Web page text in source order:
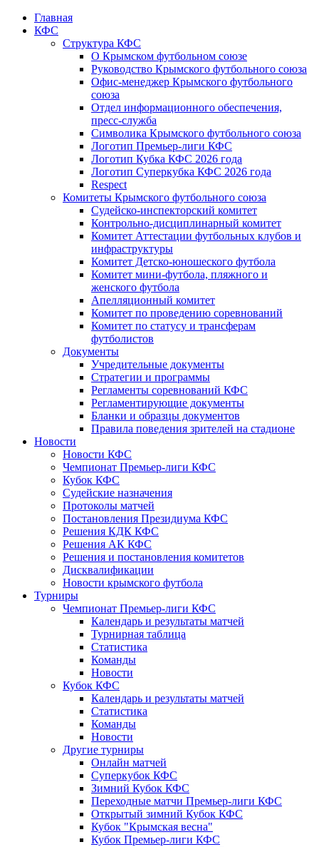
Главная
КФС
Структура КФС
О Крымском футбольном союзе
Руководство Крымского футбольного союза
Офис-менеджер Крымского футбольного
союза
Отдел информационного обеспечения,
пресс-служба
Символика Крымского футбольного союза
Логотип Премьер-лиги КФС
Логотип Кубка КФС 2026 года
Логотип Суперкубка КФС 2026 года
Respect
Комитеты Крымского футбольного союза
Судейско-инспекторский комитет
Контрольно-дисциплинарный комитет
Комитет Аттестации футбольных клубов и
инфраструктуры
Комитет Детско-юношеского футбола
Комитет мини-футбола, пляжного и
женского футбола
Апелляционный комитет
Комитет по проведению соревнований
Комитет по статусу и трансферам
футболистов
Документы
Учредительные документы
Стратегии и программы
Регламенты соревнований КФС
Регламентирующие документы
Бланки и образцы документов
Правила поведения зрителей на стадионе
Новости
Новости КФС
Чемпионат Премьер-лиги КФС
Кубок КФС
Судейские назначения
Протоколы матчей
Постановления Президиума КФС
Решения КДК КФС
Решения АК КФС
Решения и постановления комитетов
Дисквалификации
Новости крымского футбола
Турниры
Чемпионат Премьер-лиги КФС
Календарь и результаты матчей
Турнирная таблица
Статистика
Команды
Новости
Кубок КФС
Календарь и результаты матчей
Статистика
Команды
Новости
Другие турниры
Онлайн матчей
Суперкубок КФС
Зимний Кубок КФС
Переходные матчи Премьер-лиги КФС
Открытый зимний Кубок КФС
Кубок "Крымская весна"
Кубок Премьер-лиги КФС